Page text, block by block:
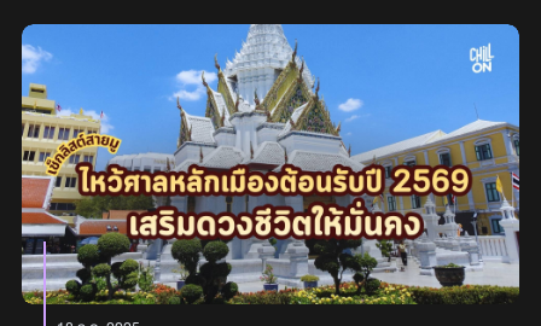
เจริญสัมผัสความงามทางพุทธศิลป์ญวน-จีนนอกเหนือจากมิติทางจิต
วิญญาณแล้ว วัดญวนสะพานขาวยังเป็นสถานที่ที่ให้คุณได้ชื่นชมงาน
พุทธศิลป์ที่งดงามและหาชมได้ยาก ซึ่งสอดคล้องกับภาพที่ปรากฏ
สถาปัตยกรรมผสมผสาน: ชมความโดดเด่นของสถาปัตยกรรมแบบ
ญวน-จีน ที่แสดงออกผ่านซุ้มประตูทางเข้า และอาคารต่างๆ ภายในวัด
พระพุทธรูปและเทพเจ้ามหายาน: พบกับพระพุทธรูปปางต่างๆ และ
พระโพธิสัตว์ที่สำคัญในนิกายมหายาน เช่น พระพุทธรูปสีทององค์ใหญ่
และ เจ้าแม่กวนอิมปางทองคำรวมถึง พระสังกัจจายน์ (พระศรีอาริยเมต
ไตรย) ผู้เป็นสัญลักษณ์แห่งความอุดมสมบูรณ์และโชคลาภเครื่องสักกา
ระอันวิจิตร: สังเกตความละเอียดอ่อนของเครื่องบูชาและตกแต่งด้วย
ดอกไม้สีสันสดใส เช่น ดอกบัวและดอกกุหลาบ ซึ่งสะท้อนถึงความ
ทองคำเปลว พระพุทธรูปองค์นี้เปรียบเสมือนสัญลักษณ์ของวัดที่
สามารถมองเห็นได้จากระยะไกล และเป็นที่เคารพสักการะของผู้ที่มา
เยือนและอีกหนึ่งไฮไลต์ของที่นี่เลยคือ ห้องสมุดมงคลสิริ ที่มีหนังสือเก่า
แก่หลายเล่มให้เลือกอ่าน สามารถเข้ามาใช้บริการได้โดยไม่ต้องเป็น
สมาชิก มีบริการให้อ่านได้เฉพาะภายในห้องสมุดมงคลสิริเท่านั้นสำหรับ
ใครที่มาเยือนก็สามารถมาไหว้พระทำบุญ เพื่อเสริมสิริมงคล เดินชม
สถาปัตยกรรม ที่สะท้อนศิลปะแบบไทยอย่างงดงาม หรือถ่ายภาพความ
ประทับใจ กับพระพุทธธรรมกายเทพมงคลและบริเวณรอบวัดที่ได้วัด
ปากน้ำ ภาษีเจริญเป็นสถานที่ที่มีทั้งความสวยงามทางสถาปัตยกรรม
และความสงบร่มเย็น เป็นแหล่งรวมศรัทธาของชาวพุทธและนักท่องเที่ยว
จากทั่วทุกมุมโลกพิกัด วัดปากน้ำ 300 ซอย รัชมงคลประสาธน์ แขวง
ปากคลองภาษีเจริญ เขตภาษีเจริญ กรุงเทพมหานคร 10160เปิดให้เข้า